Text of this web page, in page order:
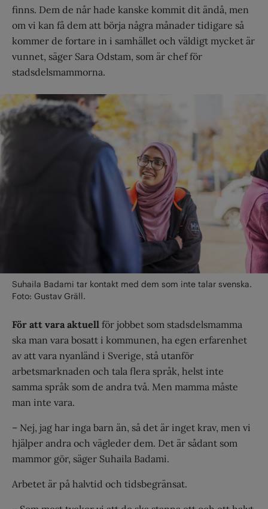
finns. Dem de når hade kanske kommit dit ändå, men
om vi kan få dem att börja några månader tidigare så
kommer de fortare in i samhället och väldigt mycket är
vunnet, säger Sara Odstam, som är chef för
stadsdelsmammorna.
Suhaila Badami tar kontakt med dem som inte talar svenska.
Foto: Gustav Gräll.
För att vara aktuell för jobbet som stadsdelsmamma
ska man vara bosatt i kommunen, ha egen erfarenhet
av att vara nyanländ i Sverige, stå utanför
arbetsmarknaden och tala flera språk, helst inte
samma språk som de andra två. Men mamma måste
man inte vara.
– Nej, jag har inga barn än, så det är inget krav, men vi
hjälper andra och vägleder dem. Det är sådant som
mammor gör, säger Suhaila Badami.
Arbetet är på halvtid och tidsbegränsat.